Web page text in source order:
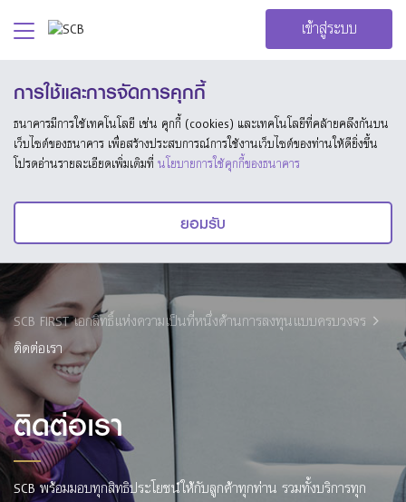
เข้าสู่ระบบ
การใช้และการจัดการคุกกี้
ธนาคารมีการใช้เทคโนโลยี เช่น คุกกี้ (cookies) และเทคโนโลยีที่คล้ายคลึงกันบน
เว็บไซต์ของธนาคาร เพื่อสร้างประสบการณ์การใช้งานเว็บไซต์ของท่านให้ดียิ่งขึ้น
โปรดอ่านรายละเอียดเพิ่มเติมที่ นโยบายการใช้คุกกี้ของธนาคาร
ยอมรับ
SCB FIRST เอกสิทธิ์แห่งความเป็นที่หนึ่งด้านการลงทุนแบบครบวงจร
ติดต่อเรา
ติดต่อเรา
SCB พร้อมมอบทุกสิทธิประโยชน์ให้กับลูกค้าทุกท่าน รวมทั้งบริการทุก